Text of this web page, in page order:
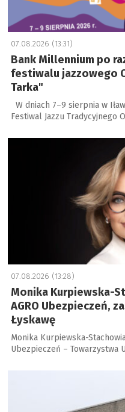
07.08.2026 (13:31)
Bank Millennium po
festiwalu jazzowego
Tarka"
W dniach 7–9 sierpnia w
Festiwal Jazzu Tradycyjnego
a
07.08.2026 (13:28)
Monika Kurpiewska-
AGRO Ubezpieczeń,
Łyskawę
Monika Kurpiewska-
Ubezpieczeń – Towarzystwa